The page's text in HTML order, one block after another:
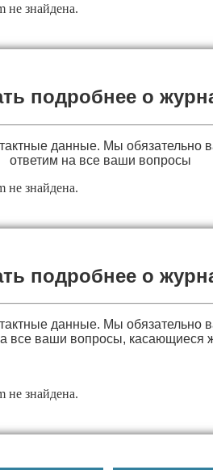
не знайдена.
подробнее о
данные. Мы обязательно
ответим на все ваши вопросы
не знайдена.
подробнее о
данные. Мы обязательно
все ваши вопросы, касающиеся
не знайдена.